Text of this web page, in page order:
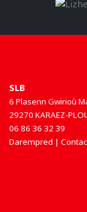
SLB
6 Plasenn Gwirioù
29270 KARAEZ-
06 86 36 32 39
Darempred |